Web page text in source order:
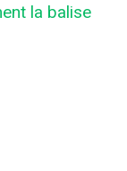
la balise